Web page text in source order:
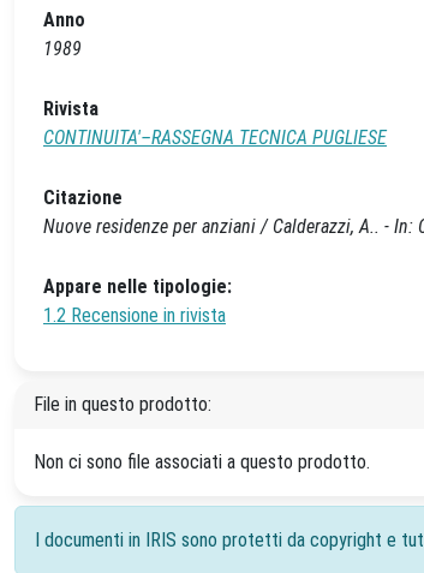
Anno
1989
Rivista
CONTINUITA'–RASSEGNA TECNICA PUGLIESE
Citazione
Nuove residenze per anziani / Calderazzi, A.. - In:
Appare nelle tipologie:
1.2 Recensione in rivista
File in questo prodotto:
Non ci sono file associati a questo prodotto.
I documenti in IRIS sono protetti da copyright e